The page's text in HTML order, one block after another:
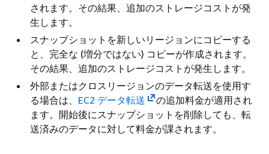
されます。その結果、追加のストレージコストが発
生します。
スナップショットを新しいリージョンにコピーする
と、完全な (増分ではない) コピーが作成されます。
その結果、追加のストレージコストが発生します。
外部またはクロスリージョンのデータ転送を使用す
る場合は、 EC2 データ転送
の追加料金が適用され
ます。開始後にスナップショットを削除しても、転
送済みのデータに対して料金が課されます。